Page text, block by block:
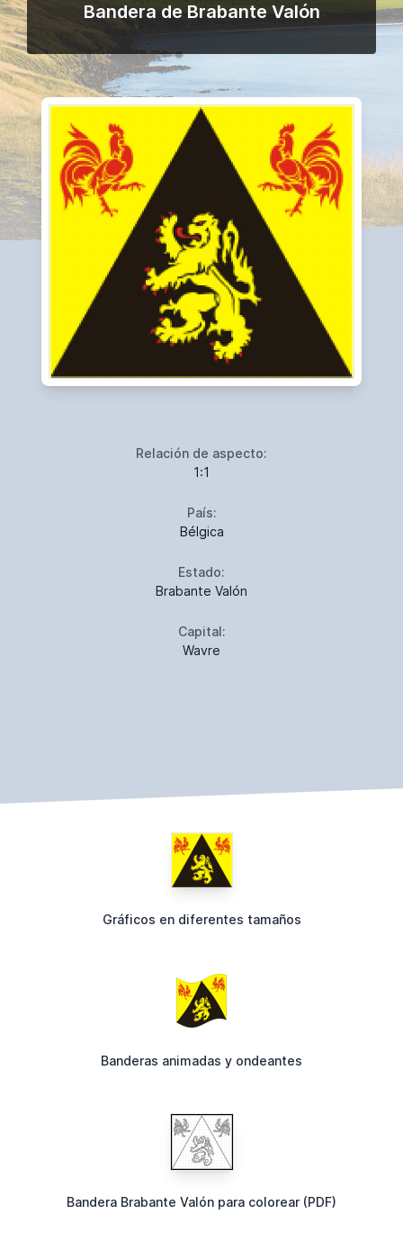
Bandera de Brabante Valón
Relación de aspecto:
1:1
País:
Bélgica
Estado:
Brabante Valón
Capital:
Wavre
Gráficos en diferentes tamaños
Banderas animadas y ondeantes
Bandera Brabante Valón para colorear (PDF)